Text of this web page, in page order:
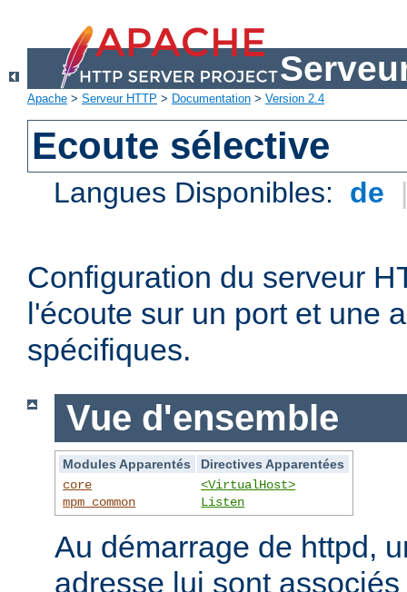
Apache > Serveur HTTP > Documentation > Version 2.4
Ecoute sélective
Langues Disponibles: de
Configuration du serveur
l'écoute sur un port et une
spécifiques.
Vue d'ensemble
Modules Apparentés
Directives Apparentées
core
mpm_common
<VirtualHost>
Listen
Au démarrage de httpd,
adresse lui sont